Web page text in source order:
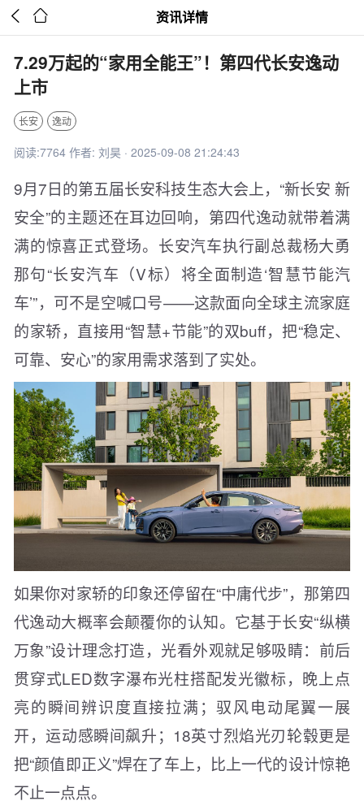
  资讯详情
7.29万起的“家用全能王”！第四代长安逸动
上市
长安 逸动
阅读:7764 作者: 刘昊 · 2025-09-08 21:24:43
9月7日的第五届长安科技生态大会上，“新长安 新
安全”的主题还在耳边回响，第四代逸动就带着满
满的惊喜正式登场。长安汽车执行副总裁杨大勇
那句“长安汽车（V标）将全面制造‘智慧节能汽
车’”，可不是空喊口号——这款面向全球主流家庭
的家轿，直接用“智慧+节能”的双buff，把“稳定、
可靠、安心”的家用需求落到了实处。
如果你对家轿的印象还停留在“中庸代步”，那第四
代逸动大概率会颠覆你的认知。它基于长安“纵横
万象”设计理念打造，光看外观就足够吸睛：前后
贯穿式LED数字瀑布光柱搭配发光徽标，晚上点
亮的瞬间辨识度直接拉满；驭风电动尾翼一展
开，运动感瞬间飙升；18英寸烈焰光刃轮毂更是
把“颜值即正义”焊在了车上，比上一代的设计惊艳
不止一点点。